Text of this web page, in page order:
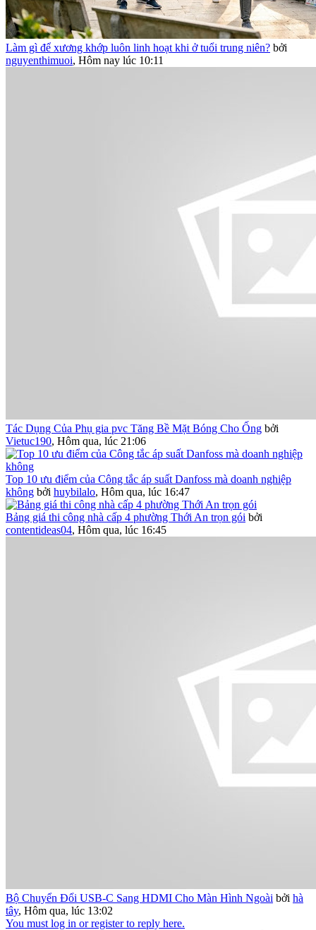
Làm gì để xương khớp luôn linh hoạt khi ở tuổi trung niên? bởi
nguyenthimuoi, Hôm nay lúc 10:11
Tác Dụng Của Phụ gia pvc Tăng Bề Mặt Bóng Cho Ống bởi
Vietuc190, Hôm qua, lúc 21:06
Top 10 ưu điểm của Công tắc áp suất Danfoss mà doanh nghiệp
không bởi huybilalo, Hôm qua, lúc 16:47
Bảng giá thi công nhà cấp 4 phường Thới An trọn gói bởi
contentideas04, Hôm qua, lúc 16:45
Bộ Chuyển Đổi USB-C Sang HDMI Cho Màn Hình Ngoài bởi hà
tây, Hôm qua, lúc 13:02
You must log in or register to reply here.